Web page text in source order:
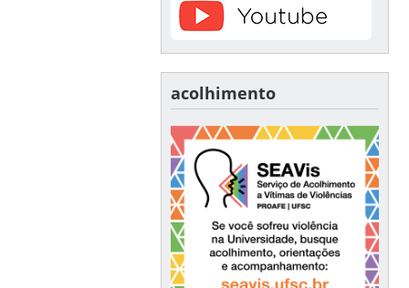
acolhimento